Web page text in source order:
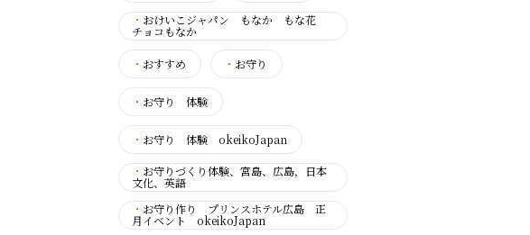
・ おけいこジャパン もなか もな花
チョコもなか
・ おすすめ ・ お守り
・ お守り 体験
・ お守り 体験 okeikoJapan
・ お守りづくり体験、宮島、広島，日本
文化、英語
・ お守り作り プリンスホテル広島 正
月イベント okeikoJapan